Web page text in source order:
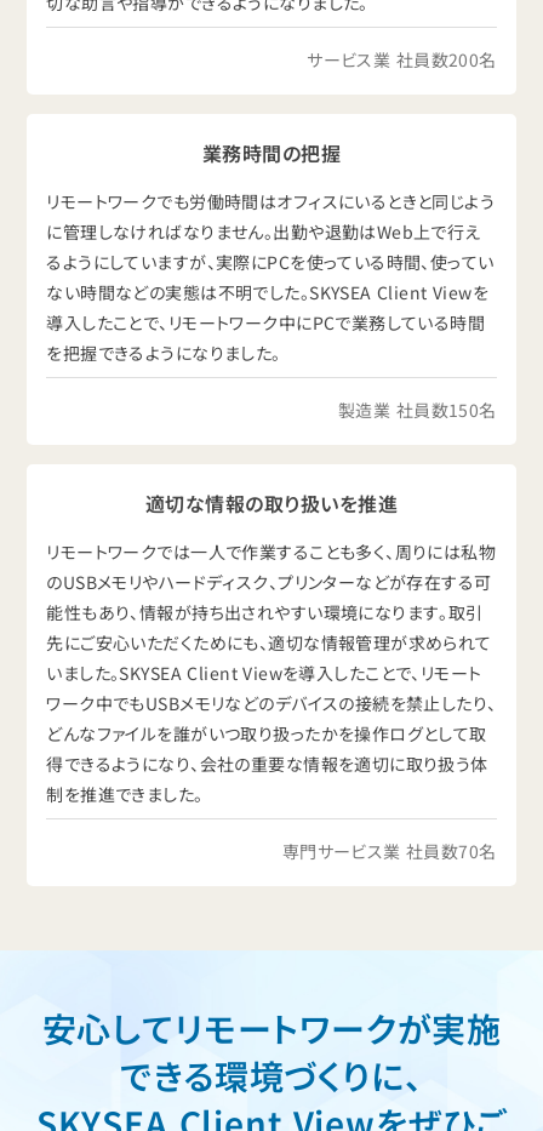
サービス業 社員数200名
業務時間の把握
リモートワークでも労働時間はオフィスにいるときと同じよう
に管理しなければなりません。出勤や退勤はWeb上で行え
るようにしていますが、実際にPCを使っている時間、使ってい
ない時間などの実態は不明でした。SKYSEA Client Viewを
導入したことで、リモートワーク中にPCで業務している時間
を把握できるようになりました。
製造業 社員数150名
適切な情報の取り扱いを推進
リモートワークでは一人で作業することも多く、周りには私物
のUSBメモリやハードディスク、プリンターなどが存在する可
能性もあり、情報が持ち出されやすい環境になります。取引
先にご安心いただくためにも、適切な情報管理が求められて
いました。SKYSEA Client Viewを導入したことで、リモート
ワーク中でもUSBメモリなどのデバイスの接続を禁止したり、
どんなファイルを誰がいつ取り扱ったかを操作ログとして取
得できるようになり、会社の重要な情報を適切に取り扱う体
制を推進できました。
専門サービス業 社員数70名
安心してリモートワークが実施
できる環境づくりに、